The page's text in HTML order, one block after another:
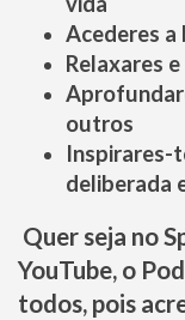
Acederes a
Relaxares
outros
Inspirares-
deliberada
Quer seja no
YouTube, o
todos, pois